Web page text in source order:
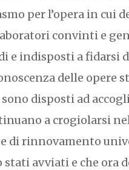
per l’opera in cui
convinti e
e indisposti a fidarsi
delle opere
disposti ad
a crogiolarsi
e di rinnovamento
stati avviati e che ora